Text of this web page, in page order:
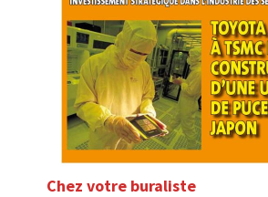
Chez votre buraliste